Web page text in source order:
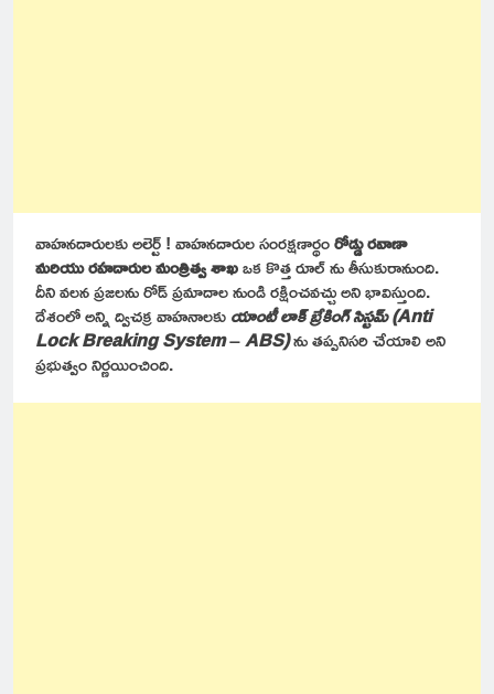
వాహనదారులకు అలెర్ట్ ! వాహనదారుల సంరక్షణార్థంరోడ్డు రవాణా
మరియు రహదారుల మంత్రిత్వ శాఖఒక కొత్త రూల్ ను తీసుకురానుంది.
దీని వలన ప్రజలను రోడ్ ప్రమాదాల నుండి రక్షించవచ్చు అని భావిస్తుంది.
దేశంలో అన్ని ద్విచక్ర వాహనాలకుయాంటీ లాక్ బ్రేకింగ్ సిస్టమ్ (Anti
Lock Breaking System–ABS)ను తప్పనిసరి చేయాలి అని
ప్రభుత్వం నిర్ణయించింది.